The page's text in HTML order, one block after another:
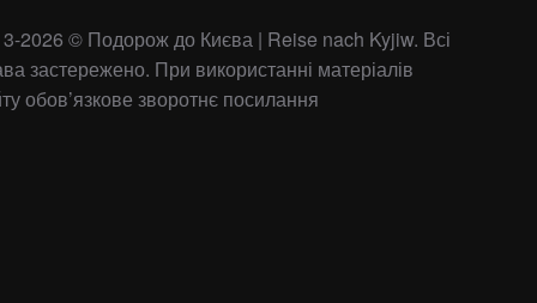
2026 © Подорож до Києва | Reise nach Kyjiw. Всі
застережено. При використанні матеріалів
обов’язкове зворотнє посилання